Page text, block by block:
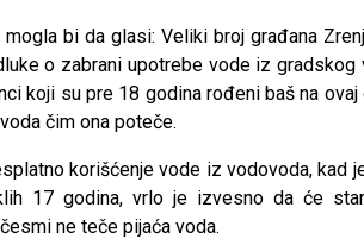
bi da glasi: Veliki broj građana
o zabrani upotrebe vode iz gradskog
koji su pre 18 godina rođeni baš na
čim ona poteče.
korišćenje vode iz vodovoda, kad
17 godina, vrlo je izvesno da će
ne teče pijaća voda.